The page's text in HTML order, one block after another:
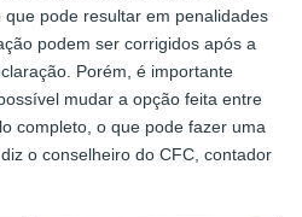
pode resultar em penalidades
podem ser corrigidos após a
Porém, é importante
mudar a opção feita entre
completo, o que pode fazer uma
o conselheiro do CFC, contador